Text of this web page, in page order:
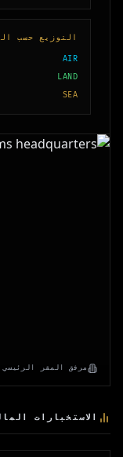
التوزيع حسب
AIR
LAND
SEA
مرفق المقر الرئيسي
الاستخبارات